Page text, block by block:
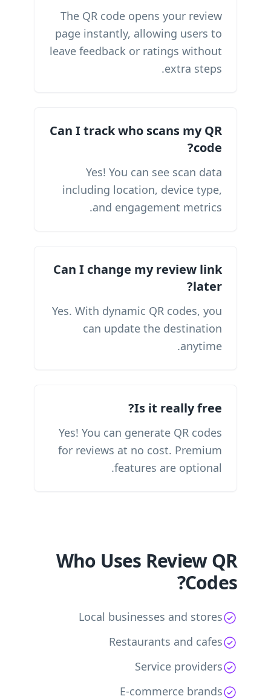
The QR code opens your review
page instantly, allowing users to
leave feedback or ratings without
extra steps.
Can I track who scans my QR
code?
Yes! You can see scan data
including location, device type,
and engagement metrics.
Can I change my review link
later?
Yes. With dynamic QR codes, you
can update the destination
anytime.
Is it really free?
Yes! You can generate QR codes
for reviews at no cost. Premium
features are optional.
Who Uses Review QR
Codes?
Local businesses and stores
Restaurants and cafes
Service providers
E-commerce brands